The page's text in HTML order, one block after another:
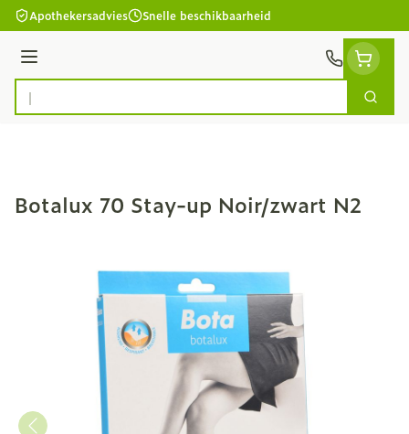
Ga naar de inhoud
Apothekersadvies Snelle beschikbaarheid
Menu
Product, merk, categorie...
Zoek
Botalux 70 Stay-up Noir/zwart N2